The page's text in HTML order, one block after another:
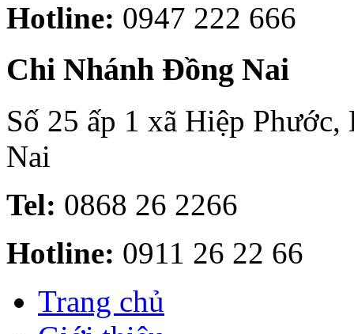
Hotline: 0947 222 666
Chi Nhánh Đồng Nai
Số 25 ấp 1 xã Hiệp
Nai
Tel: 0868 26 2266
Hotline: 0911 26 22 66
Trang chủ